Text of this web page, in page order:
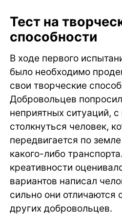
Тест на
способности
В ходе первого
было необходимо
свои творческие
Добровольцев
неприятных ситуаций,
столкнуться человек,
передвигается по
какого-либо
креативности
вариантов написал
сильно они отличаются
других добровольцев.